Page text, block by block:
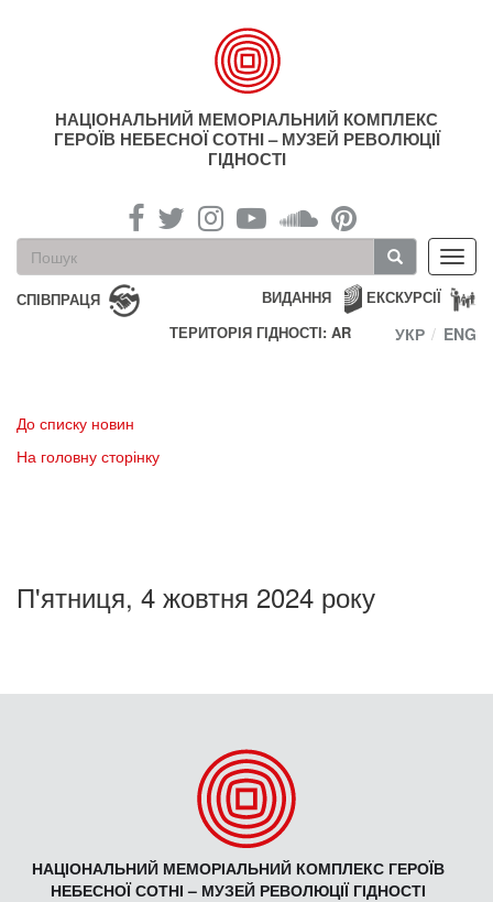
НАЦІОНАЛЬНИЙ МЕМОРІАЛЬНИЙ КОМПЛЕКС
ГЕРОЇВ НЕБЕСНОЇ СОТНІ – МУЗЕЙ РЕВОЛЮЦІЇ
ГІДНОСТІ
Пошукова
форма
Пошук
СПІВПРАЦЯ ЕКСКУРСІЇ
ВИДАННЯ
ТЕРИТОРІЯ ГІДНОСТІ: AR
УКР ENG
До списку новин
На головну сторінку
П'ятниця, 4 жовтня 2024 року
НАЦІОНАЛЬНИЙ МЕМОРІАЛЬНИЙ КОМПЛЕКС ГЕРОЇВ
НЕБЕСНОЇ СОТНІ – МУЗЕЙ РЕВОЛЮЦІЇ ГІДНОСТІ